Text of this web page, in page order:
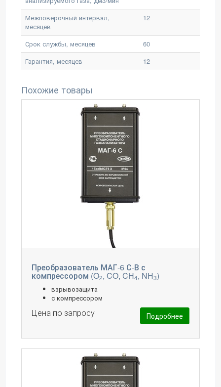
Межповерочный интервал,
месяцев
12
Срок службы, месяцев
60
Гарантия, месяцев
12
Похожие товары
Преобразователь МАГ-6 С-В с
компрессором (O2, CO, CH4, NH3)
взрывозащита
с компрессором
Цена по запросу Подробнее